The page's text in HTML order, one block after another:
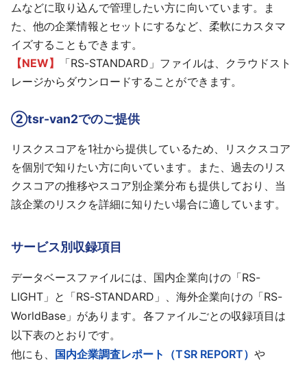
ムなどに取り込んで管理したい方に向いています。ま
た、他の企業情報とセットにするなど、柔軟にカスタマ
イズすることもできます。
【NEW】
「RS-STANDARD」ファイルは、クラウドスト
レージからダウンロードすることができます。
②tsr-van2でのご提供
リスクスコアを1社から提供しているため、リスクスコア
を個別で知りたい方に向いています。また、過去のリス
クスコアの推移やスコア別企業分布も提供しており、当
該企業のリスクを詳細に知りたい場合に適しています。
サービス別収録項目
データベースファイルには、国内企業向けの「RS-
LIGHT」と「RS-STANDARD」、海外企業向けの「RS-
WorldBase」があります。各ファイルごとの収録項目は
以下表のとおりです。
他にも、 国内企業調査レポート（TSR REPORT） や